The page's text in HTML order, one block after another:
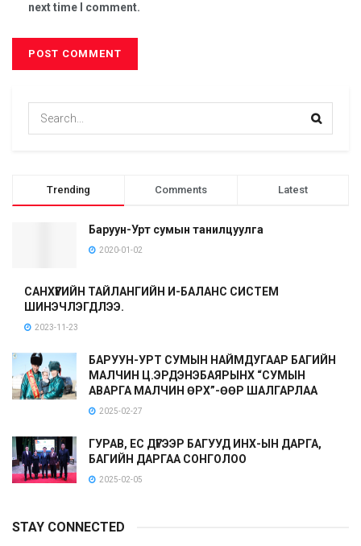
next time I comment.
Trending Comments Latest
Баруун-Урт сумын танилцуулга
2020-01-02
САНХҮҮГИЙН ТАЙЛАНГИЙН И-БАЛАНС СИСТЕМ
ШИНЭЧЛЭГДЛЭЭ.
2023-11-23
БАРУУН-УРТ СУМЫН НАЙМДУГААР БАГИЙН
МАЛЧИН Ц.ЭРДЭНЭБАЯРЫНХ “СУМЫН
АВАРГА МАЛЧИН ӨРХ”-ӨӨР ШАЛГАРЛАА
2025-02-27
ГУРАВ, ЕС ДҮГЭЭР БАГУУД ИНХ-ЫН ДАРГА,
БАГИЙН ДАРГАА СОНГОЛОО
2025-02-05
STAY CONNECTED